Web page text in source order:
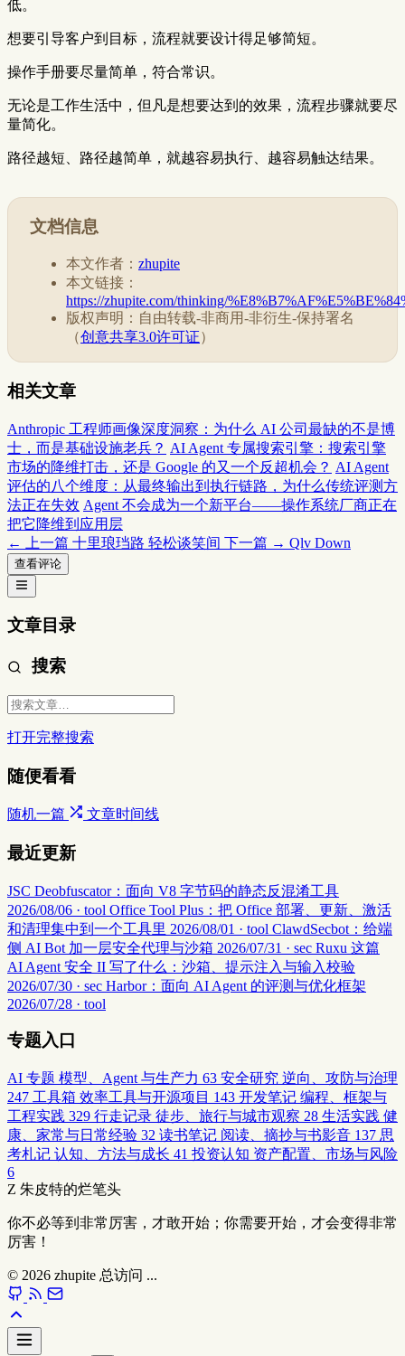
低。
想要引导客户到目标，流程就要设计得足够简短。
操作手册要尽量简单，符合常识。
无论是工作生活中，但凡是想要达到的效果，流程步骤就要尽
量简化。
路径越短、路径越简单，就越容易执行、越容易触达结果。
文档信息
本文作者： zhupite
本文链接：
https://zhupite.com/thinking/
版权声明：自由转载-非商用-非衍生-保持署名
（创意共享3.0许可证）
相关文章
Anthropic 工程师画像深度洞察：为什么 AI 公司最缺的不是博
士，而是基础设施老兵？ AI Agent 专属搜索引擎：搜索引擎
市场的降维打击，还是 Google 的又一个反超机会？ AI Agent
评估的八个维度：从最终输出到执行链路，为什么传统评测方
法正在失效 Agent 不会成为一个新平台——操作系统厂商正在
把它降维到应用层
← 上一篇 十里琅珰路 轻松谈笑间 下一篇 → Qlv Down
查看评论
文章目录
搜索
打开完整搜索
随便看看
随机一篇 文章时间线
最近更新
JSC Deobfuscator：面向 V8 字节码的静态反混淆工具
2026/08/06 · tool Office Tool Plus：把 Office 部署、更新、激活
和清理集中到一个工具里 2026/08/01 · tool ClawdSecbot：给端
侧 AI Bot 加一层安全代理与沙箱 2026/07/31 · sec Ruxu 这篇
AI Agent 安全 II 写了什么：沙箱、提示注入与输入校验
2026/07/30 · sec Harbor：面向 AI Agent 的评测与优化框架
2026/07/28 · tool
专题入口
AI 专题 模型、Agent 与生产力 63 安全研究 逆向、攻防与治理
247 工具箱 效率工具与开源项目 143 开发笔记 编程、框架与
工程实践 329 行走记录 徒步、旅行与城市观察 28 生活实践 健
康、家常与日常经验 32 读书笔记 阅读、摘抄与书影音 137 思
考札记 认知、方法与成长 41 投资认知 资产配置、市场与风险
6
Z 朱皮特的烂笔头
你不必等到非常厉害，才敢开始；你需要开始，才会变得非常
厉害！
© 2026 zhupite 总访问 ...